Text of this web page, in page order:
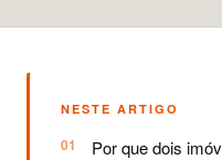
NESTE ARTIGO
Por que dois